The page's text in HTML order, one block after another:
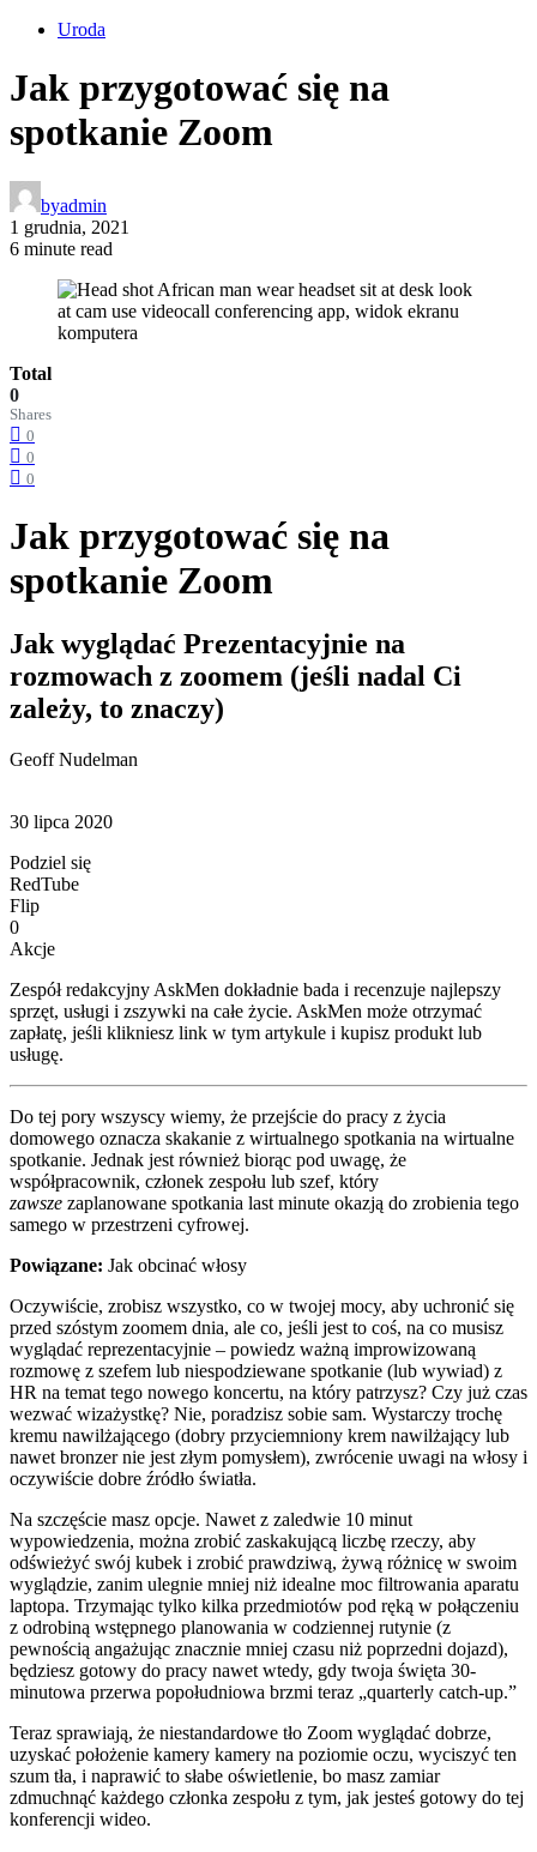
Uroda
Jak przygotować się na
spotkanie Zoom
byadmin
1 grudnia, 2021
6 minute read
Total
0
Shares
0
0
0
Jak przygotować się na
spotkanie Zoom
Jak wyglądać Prezentacyjnie na
rozmowach z zoomem (jeśli nadal Ci
zależy, to znaczy)
Geoff Nudelman
30 lipca 2020
Podziel się
RedTube
Flip
0
Akcje
Zespół redakcyjny AskMen dokładnie bada i recenzuje najlepszy
sprzęt, usługi i zszywki na całe życie. AskMen może otrzymać
zapłatę, jeśli klikniesz link w tym artykule i kupisz produkt lub
usługę.
Do tej pory wszyscy wiemy, że przejście do pracy z życia
domowego oznacza skakanie z wirtualnego spotkania na wirtualne
spotkanie. Jednak jest również biorąc pod uwagę, że
współpracownik, członek zespołu lub szef, który
zawsze zaplanowane spotkania last minute okazją do zrobienia tego
samego w przestrzeni cyfrowej.
Powiązane: Jak obcinać włosy
Oczywiście, zrobisz wszystko, co w twojej mocy, aby uchronić się
przed szóstym zoomem dnia, ale co, jeśli jest to coś, na co musisz
wyglądać reprezentacyjnie – powiedz ważną improwizowaną
rozmowę z szefem lub niespodziewane spotkanie (lub wywiad) z
HR na temat tego nowego koncertu, na który patrzysz? Czy już czas
wezwać wizażystkę? Nie, poradzisz sobie sam. Wystarczy trochę
kremu nawilżającego (dobry przyciemniony krem nawilżający lub
nawet bronzer nie jest złym pomysłem), zwrócenie uwagi na włosy i
oczywiście dobre źródło światła.
Na szczęście masz opcje. Nawet z zaledwie 10 minut
wypowiedzenia, można zrobić zaskakującą liczbę rzeczy, aby
odświeżyć swój kubek i zrobić prawdziwą, żywą różnicę w swoim
wyglądzie, zanim ulegnie mniej niż idealne moc filtrowania aparatu
laptopa. Trzymając tylko kilka przedmiotów pod ręką w połączeniu
z odrobiną wstępnego planowania w codziennej rutynie (z
pewnością angażując znacznie mniej czasu niż poprzedni dojazd),
będziesz gotowy do pracy nawet wtedy, gdy twoja święta 30-
minutowa przerwa popołudniowa brzmi teraz „quarterly catch-up.”
Teraz sprawiają, że niestandardowe tło Zoom wyglądać dobrze,
uzyskać położenie kamery kamery na poziomie oczu, wyciszyć ten
szum tła, i naprawić to słabe oświetlenie, bo masz zamiar
zdmuchnąć każdego członka zespołu z tym, jak jesteś gotowy do tej
konferencji wideo.